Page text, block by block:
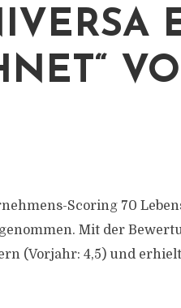
Scoring 70
Mit der
(Vorjahr: 4,5) und